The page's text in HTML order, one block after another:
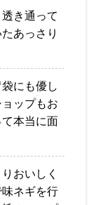
き通って
あっさり
にも優し
ップもお
本当に面
おいしく
ネギを行